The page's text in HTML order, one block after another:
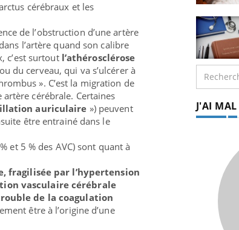
cérébraux et les
de l’obstruction d’une artère
l’artère quand son calibre
c’est surtout l’athérosclérose
du cerveau, qui va s’ulcérer à
». C’est la migration de
cérébrale. Certaines
auriculaire ») peuvent
être entrainé dans le
et 5 % des AVC) sont quant à
fragilisée par l’hypertension
vasculaire cérébrale
de la coagulation
être à l’origine d’une
J'AI MAL